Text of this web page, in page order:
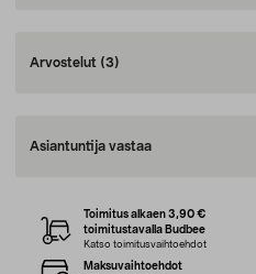
Arvostelut (3)
Asiantuntija vastaa
Toimitus alkaen 3,90 €
toimitustavalla Budbee
Katso toimitusvaihtoehdot
Maksuvaihtoehdot